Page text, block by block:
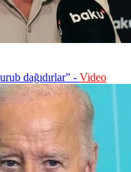
dağıdırlar” - Video